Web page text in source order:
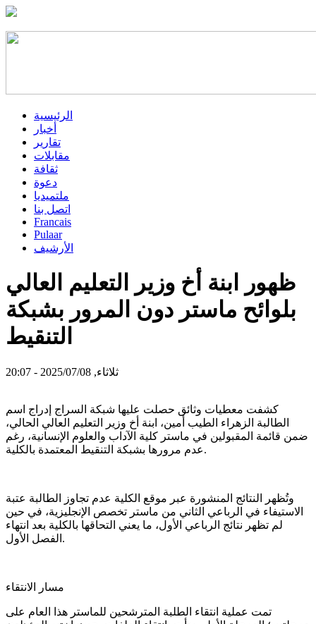
الرئيسية
أخبار
تقارير
مقابلات
ثقافة
دعوة
ملتميديا
اتصل بنا
Francais
Pulaar
الأرشيف
ظهور ابنة أخ وزير التعليم العالي
بلوائح ماستر دون المرور بشبكة
التنقيط
ثلاثاء, 2025/07/08 - 20:07
كشفت معطيات وثائق حصلت عليها شبكة السراج إدراج اسم
الطالبة الزهراء الطيب أمين، ابنة أخ وزير التعليم العالي الحالي،
ضمن قائمة المقبولين في ماستر كلية الآداب والعلوم الإنسانية، رغم
عدم مرورها بشبكة التنقيط المعتمدة بالكلية.
وتُظهر النتائج المنشورة عبر موقع الكلية عدم تجاوز الطالبة عتبة
الاستيفاء في الرباعي الثاني من ماستر تخصص الإنجليزية، في حين
لم تظهر نتائج الرباعي الأول، ما يعني التحاقها بالكلية بعد انتهاء
الفصل الأول.
مسار الانتقاء
تمت عملية انتقاء الطلبة المترشحين للماستر هذا العام على